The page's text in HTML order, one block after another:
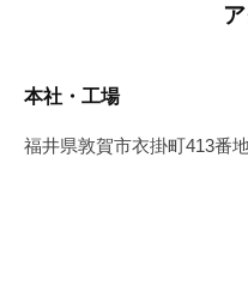
本社・工場
福井県敦賀市衣掛町413